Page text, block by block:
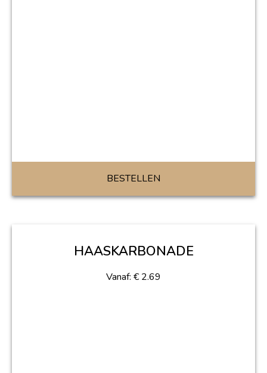
BESTELLEN
HAASKARBONADE
Vanaf: € 2.69